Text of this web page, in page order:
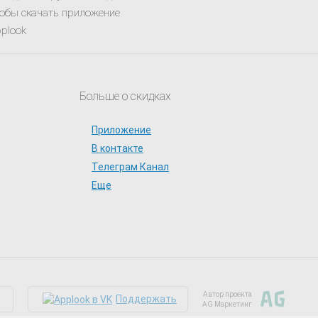
-1351.97 руб.
-2004.97 руб.
скачать приложение
Больше о скидках
Приложение
В контакте
Телеграм Канал
Еще
Поддержать
Автор проекта
AG Маркетинг